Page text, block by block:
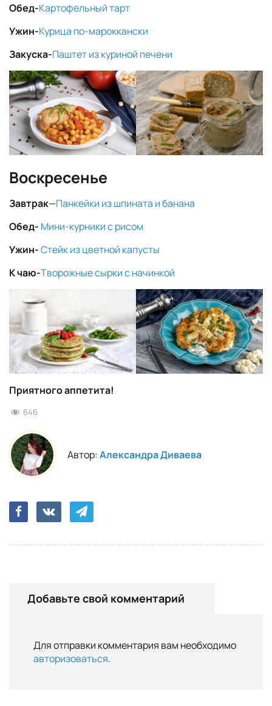
Обед-Картофельный тарт
Ужин-Курица по-мароккански
Закуска-Паштет из куриной печени
Воскресенье
Завтрак—Панкейки из шпината и банана
Обед- Мини-курники с рисом
Ужин-Стейк из цветной капусты
К чаю-Творожные сырки с начинкой
Приятного аппетита!
646
Автор:Александра Диваева
Добавьте свой комментарий
Для отправки комментария вам необходимо
авторизоваться.